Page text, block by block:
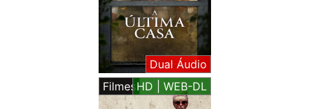
Dual Áudio
FilmesHD | WEB-DL